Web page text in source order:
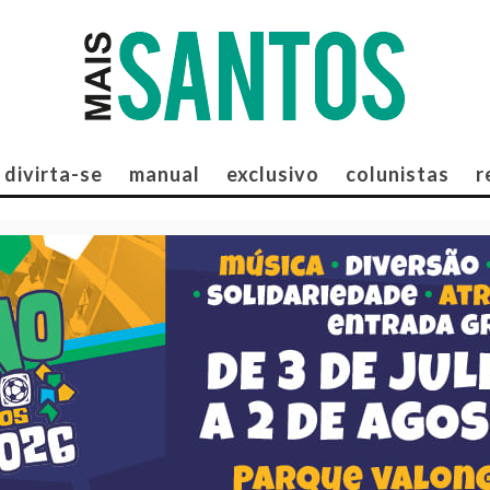
divirta-se manual exclusivo colunistas